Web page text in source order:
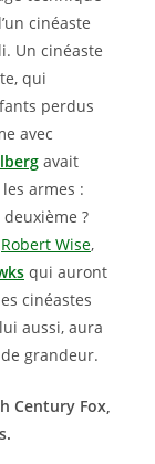
cinéaste
Un cinéaste
qui
perdus
avec
avait
armes :
deuxième ?
Robert Wise,
qui auront
cinéastes
aussi, aura
grandeur.
Century Fox,